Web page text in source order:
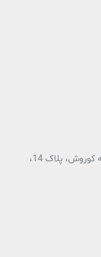
تهران، پاسداران، خیابان قبا، کوچه کوروش، پلاک 14،